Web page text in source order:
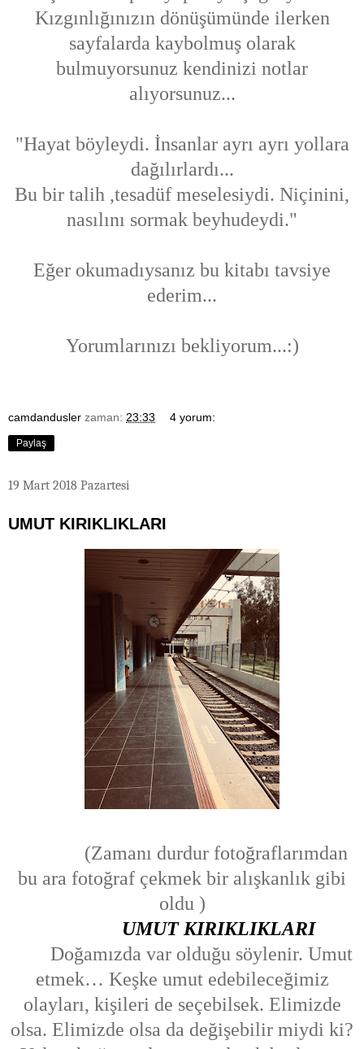
Kızgınlığınızın dönüşümünde ilerken
sayfalarda kaybolmuş olarak
bulmuyorsunuz kendinizi notlar
alıyorsunuz...
"Hayat böyleydi. İnsanlar ayrı ayrı yollara
dağılırlardı...
Bu bir talih ,tesadüf meselesiydi. Niçinini,
nasılını sormak beyhudeydi."
Eğer okumadıysanız bu kitabı tavsiye
ederim...
Yorumlarınızı bekliyorum...:)
camdandusler zaman: 23:33 4 yorum:
Paylaş
19 Mart 2018 Pazartesi
UMUT KIRIKLIKLARI
(Zamanı durdur fotoğraflarımdan
bu ara fotoğraf çekmek bir alışkanlık gibi
oldu )
UMUT KIRIKLIKLARI
Doğamızda var olduğu söylenir. Umut
etmek… Keşke umut edebileceğimiz
olayları, kişileri de seçebilsek. Elimizde
olsa. Elimizde olsa da değişebilir miydi ki?